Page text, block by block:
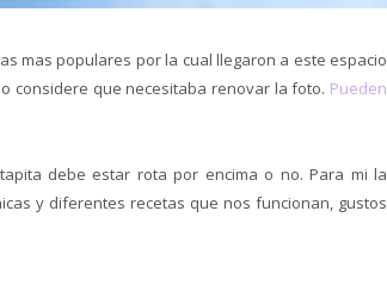
mas populares por la cual llegaron a este espacio
considere que necesitaba renovar la foto. Pueden
debe estar rota por encima o no. Para mi la
y diferentes recetas que nos funcionan, gustos